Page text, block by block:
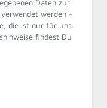
Daten zur
werden -
die ist nur für uns.
findest Du